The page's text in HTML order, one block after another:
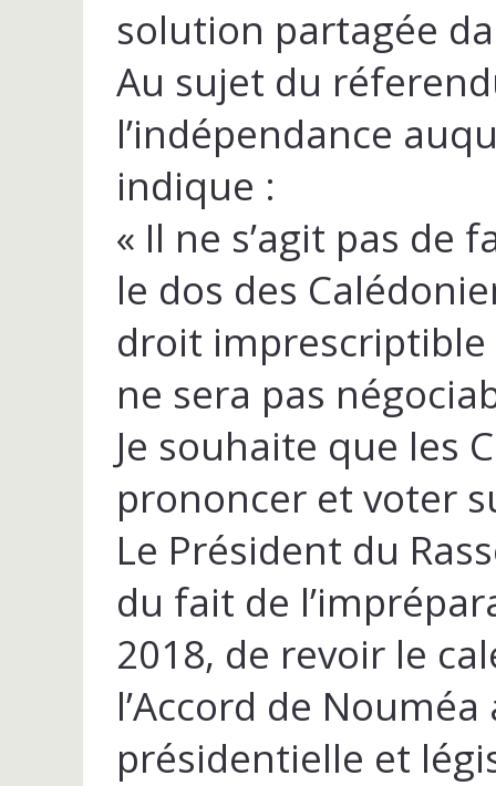
solution partagée
Au sujet du
l’indépendance
indique :
« Il ne s’agit pas de
le dos des
droit
ne sera pas
Je souhaite que les
prononcer et voter
Le Président du
du fait de
2018, de revoir le
l’Accord de
présidentielle et